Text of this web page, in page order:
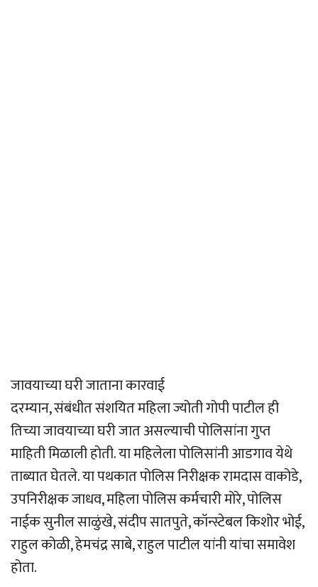
जावयाच्या घरी जाताना कारवाई
दरम्यान, संबंधीत संशयित महिला ज्योती गोपी पाटील ही
तिच्या जावयाच्या घरी जात असल्याची पोलिसांना गुप्त
माहिती मिळाली होती. या महिलेला पोलिसांनी आडगाव येथे
ताब्यात घेतले. या पथकात पोलिस निरीक्षक रामदास वाकोडे,
उपनिरीक्षक जाधव, महिला पोलिस कर्मचारी मोरे, पोलिस
नाईक सुनील साळुंखे, संदीप सातपुते, कॉन्स्टेबल किशोर भोई,
राहुल कोळी, हेमचंद्र साबे, राहुल पाटील यांनी यांचा समावेश
होता.